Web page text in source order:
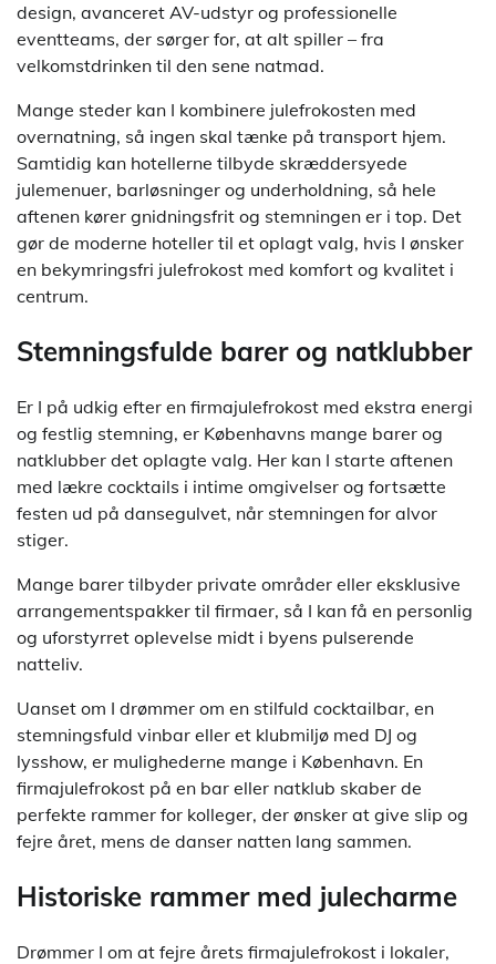
design, avanceret AV-udstyr og professionelle
eventteams, der sørger for, at alt spiller – fra
velkomstdrinken til den sene natmad.
Mange steder kan I kombinere julefrokosten med
overnatning, så ingen skal tænke på transport hjem.
Samtidig kan hotellerne tilbyde skræddersyede
julemenuer, barløsninger og underholdning, så hele
aftenen kører gnidningsfrit og stemningen er i top. Det
gør de moderne hoteller til et oplagt valg, hvis I ønsker
en bekymringsfri julefrokost med komfort og kvalitet i
centrum.
Stemningsfulde barer og natklubber
Er I på udkig efter en firmajulefrokost med ekstra energi
og festlig stemning, er Københavns mange barer og
natklubber det oplagte valg. Her kan I starte aftenen
med lækre cocktails i intime omgivelser og fortsætte
festen ud på dansegulvet, når stemningen for alvor
stiger.
Mange barer tilbyder private områder eller eksklusive
arrangementspakker til firmaer, så I kan få en personlig
og uforstyrret oplevelse midt i byens pulserende
natteliv.
Uanset om I drømmer om en stilfuld cocktailbar, en
stemningsfuld vinbar eller et klubmiljø med DJ og
lysshow, er mulighederne mange i København. En
firmajulefrokost på en bar eller natklub skaber de
perfekte rammer for kolleger, der ønsker at give slip og
fejre året, mens de danser natten lang sammen.
Historiske rammer med julecharme
Drømmer I om at fejre årets firmajulefrokost i lokaler,